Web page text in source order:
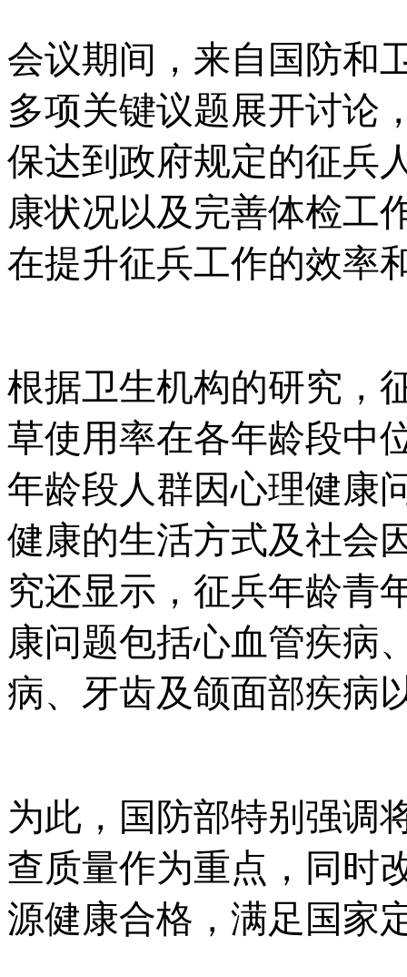
会议期间，来自国防和
多项关键议题展开讨论
保达到政府规定的征兵
康状况以及完善体检工
在提升征兵工作的效率
根据卫生机构的研究，
草使用率在各年龄段中
年龄段人群因心理健康
健康的生活方式及社会
究还显示，征兵年龄青
康问题包括心血管疾病
病、牙齿及颌面部疾病
为此，国防部特别强调
查质量作为重点，同时
源健康合格，满足国家